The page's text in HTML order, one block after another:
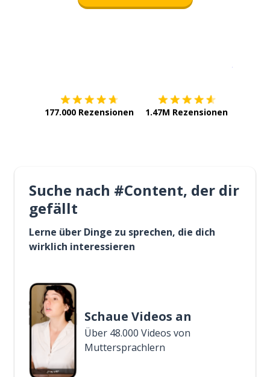
177.000 Rezensionen 1.47M Rezensionen
Suche nach #Content, der dir
gefällt
Lerne über Dinge zu sprechen, die dich
wirklich interessieren
Schaue Videos an
Über 48.000 Videos von
Muttersprachlern